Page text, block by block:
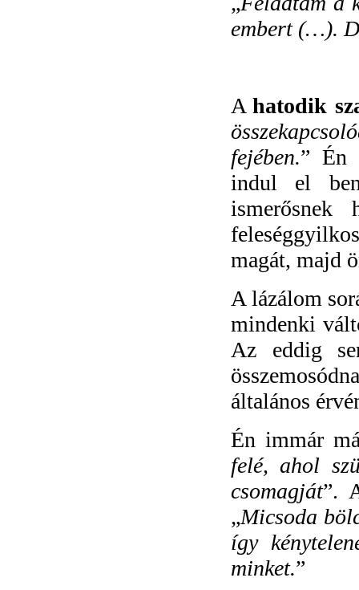
embert (…).
Ahatodik
fejében.” Én
indul el
ismerősnek
magát, majd
A lázálom
mindenki
Az eddig
általános
Én immár
felé, ahol
csomagját”.
„Micsoda
így
minket.”